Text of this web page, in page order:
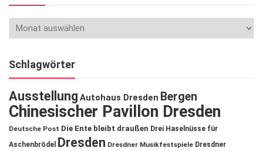
Schlagwörter
Ausstellung Autohaus Dresden Bergen
Chinesischer Pavillon Dresden
Deutsche Post Die Ente bleibt draußen Drei Haselnüsse für
Aschenbrödel
Dresden Dresdner Musikfestspiele Dresdner